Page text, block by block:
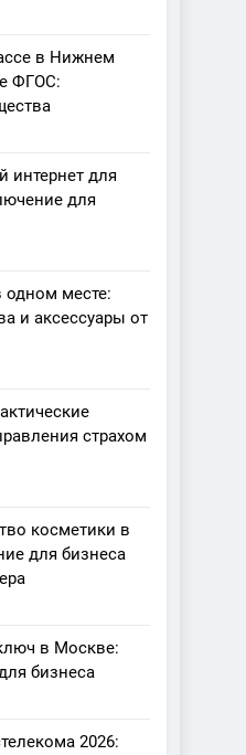
в Нижнем
ФГОС:
интернет для
для
одном месте:
и аксессуары от
страхом
косметики в
для бизнеса
в Москве:
бизнеса
2026: